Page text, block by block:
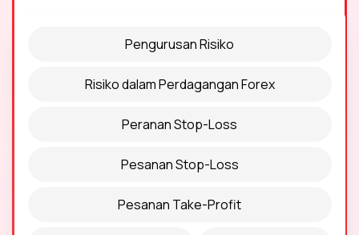
Pengurusan Risiko
Risiko dalam Perdagangan Forex
Peranan Stop-Loss
Pesanan Stop-Loss
Pesanan Take-Profit